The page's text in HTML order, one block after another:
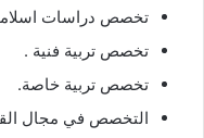
تخصص دراسات
تخصص تربية فنية .
تخصص تربية خاصة.
التخصص في مجال